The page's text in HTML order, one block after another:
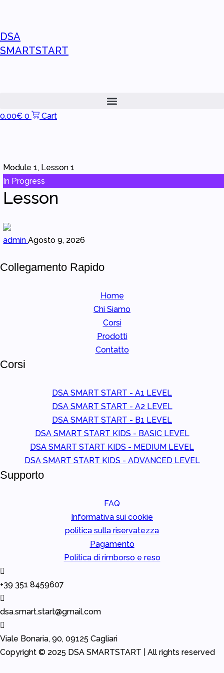
DSA
SMARTSTART
0.00€ 0 Cart
Module 1, Lesson 1
In Progress
Lesson
adminAgosto 9, 2026
Collegamento Rapido
Home
Chi Siamo
Corsi
Prodotti
Contatto
Corsi
DSA SMART START - A1 LEVEL
DSA SMART START - A2 LEVEL
DSA SMART START - B1 LEVEL
DSA SMART START KIDS - BASIC LEVEL
DSA SMART START KIDS - MEDIUM LEVEL
DSA SMART START KIDS - ADVANCED LEVEL
Supporto
FAQ
Informativa sui cookie
politica sulla riservatezza
Pagamento
Politica di rimborso e reso
+39 351 8459607
dsa.smart.start@gmail.com
Viale Bonaria, 90, 09125 Cagliari
Copyright © 2025 DSA SMARTSTART | All rights reserved